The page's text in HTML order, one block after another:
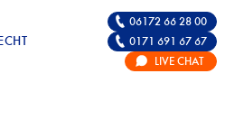
FÜR DIE
06172 66 28 00
0171 691 67 67
LIVE CHAT